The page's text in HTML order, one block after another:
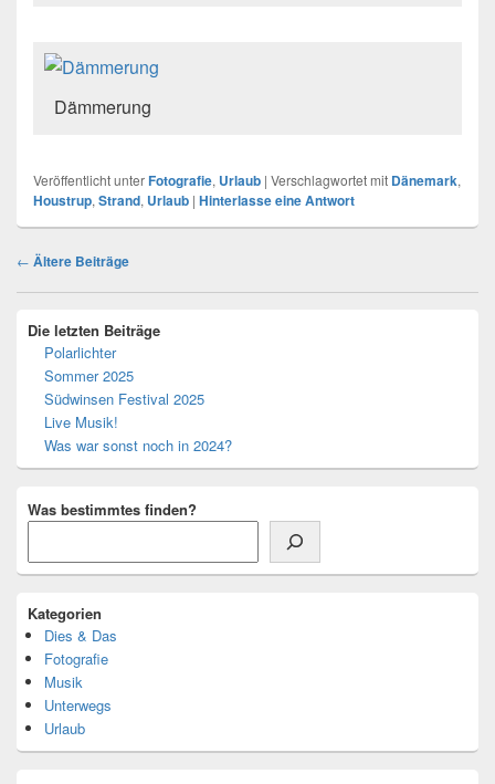
Dämmerung
Veröffentlicht unterFotografie, Urlaub | Verschlagwortet mit Dänemark,
Houstrup, Strand, Urlaub | Hinterlasse eine Antwort
Beitragsnavigation
← Ältere Beiträge
Seitenleisten-
Widgetbereich
Die letzten Beiträge
Polarlichter
Sommer 2025
Südwinsen Festival 2025
Live Musik!
Was war sonst noch in 2024?
Was bestimmtes finden?
Kategorien
Dies & Das
Fotografie
Musik
Unterwegs
Urlaub